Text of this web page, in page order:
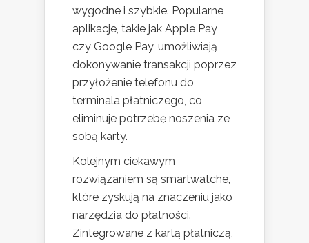
wygodne i szybkie. Popularne
aplikacje, takie jak Apple Pay
czy Google Pay, umożliwiają
dokonywanie transakcji poprzez
przyłożenie telefonu do
terminala płatniczego, co
eliminuje potrzebę noszenia ze
sobą karty.
Kolejnym ciekawym
rozwiązaniem są smartwatche,
które zyskują na znaczeniu jako
narzędzia do płatności.
Zintegrowane z kartą płatniczą,